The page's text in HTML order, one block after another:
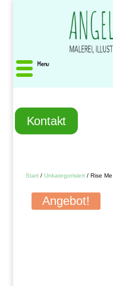
Kontakt
Start/ Unkategorisiert/ Rise Me
Angebot!
Menu